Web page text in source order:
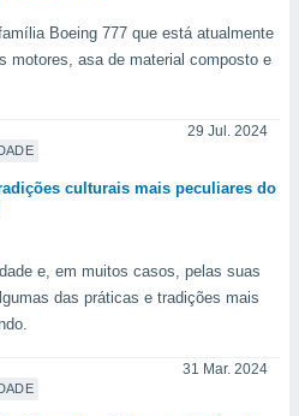
Boeing 777 que está atualmente
motores, asa de material composto e
29 Jul. 2024
culturais mais peculiares do
e, em muitos casos, pelas suas
das práticas e tradições mais
31 Mar. 2024